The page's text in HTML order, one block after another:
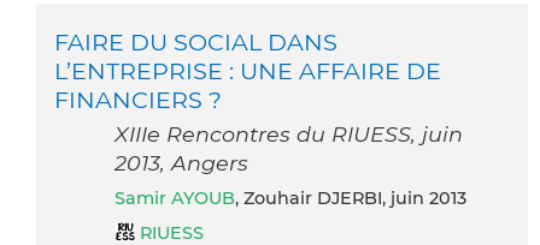
FAIRE DU SOCIAL DANS
L’ENTREPRISE : UNE AFFAIRE DE
FINANCIERS ?
XIIIe Rencontres du RIUESS, juin
2013, Angers
Samir AYOUB, Zouhair DJERBI, juin 2013
RIUESS